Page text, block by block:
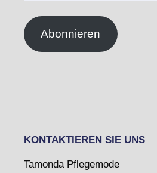
Abonnieren
KONTAKTIEREN SIE UNS
Tamonda Pflegemode